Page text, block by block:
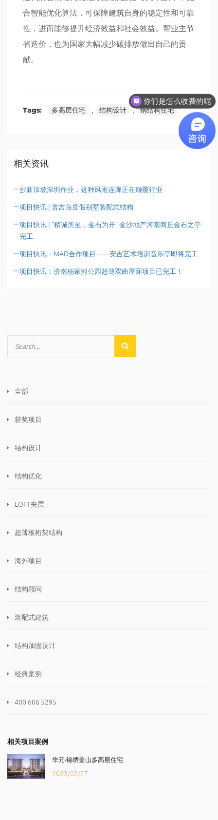
合智能优化算法，可保障建筑自身的稳定性和可靠
性，进而能够提升经济效益和社会效益。帮业主节
省造价，也为国家大幅减少碳排放做出自己的贡
献。
Tags: 多高层住宅 , 结构设计 , 钢结构住宅
相关资讯
抄新加坡深圳作业，这种风雨连廊正在颠覆行业
项目快讯 | 普吉岛度假别墅装配式结构
项目快讯 | “精诚所至，金石为开” 金沙地产河南商丘金石之亭
完工
项目快讯：MAD合作项目——安吉艺术培训音乐亭即将完工
项目快讯：济南杨家河公园超薄双曲屋面项目已完工！
全部
获奖项目
结构设计
结构优化
LOFT夹层
超薄板桁架结构
海外项目
结构顾问
装配式建筑
结构加固设计
经典案例
400 606 5295
相关项目案例
华元·锦绣姜山多高层住宅
2023/02/27
你们是怎么收费的呢